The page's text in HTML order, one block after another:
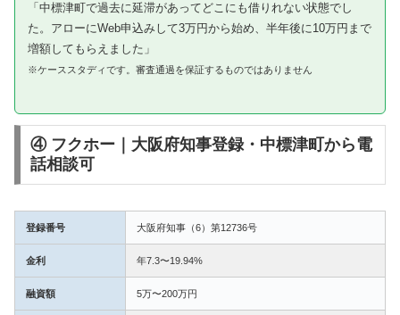
「中標津町で過去に延滞があってどこにも借りれない状態でし
た。アローにWeb申込みして3万円から始め、半年後に10万円まで
増額してもらえました」
※ケーススタディです。審査通過を保証するものではありません
④ フクホー｜大阪府知事登録・中標津町から電
話相談可
登録番号 大阪府知事（6）第12736号
金利 年7.3〜19.94%
融資額 5万〜200万円